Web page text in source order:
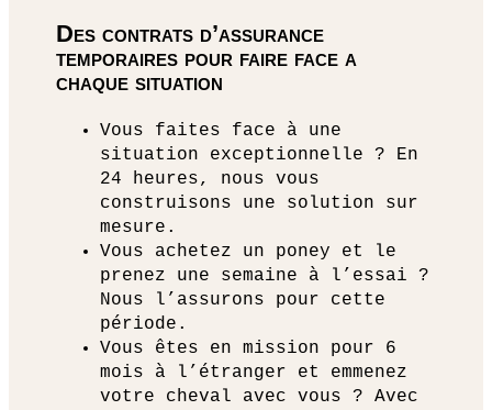
Des contrats d’assurance
temporaires pour faire face a
chaque situation
Vous faites face à une
situation exceptionnelle ? En
24 heures, nous vous
construisons une solution sur
mesure.
Vous achetez un poney et le
prenez une semaine à l’essai ?
Nous l’assurons pour cette
période.
Vous êtes en mission pour 6
mois à l’étranger et emmenez
votre cheval avec vous ? Avec